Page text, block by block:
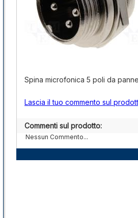
Spina microfonica 5 poli da
Lascia il tuo commento sul
Commenti sul prodotto:
Nessun Commento...